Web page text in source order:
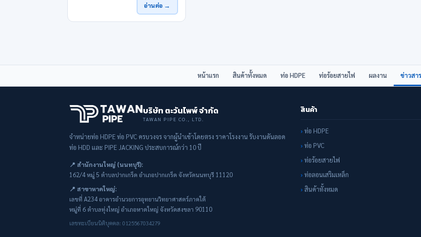
อ่านต่อ →
หน้าแรก สินค้าทั้งหมด ท่อ HDPE ท่อร้อยสายไฟ ผลงาน ข่าวสาร
บริษัท ตะวันไพพ์ จำกัด
TAWAN PIPE CO., LTD.
จำหน่ายท่อ HDPE ท่อ PVC ครบวงจร จากผู้นำเข้าโดยตรง ราคาโรงงาน รับงานดันลอด
ท่อ HDD และ PIPE JACKING ประสบการณ์กว่า 10 ปี
📍 สำนักงานใหญ่ (นนทบุรี):
162/4 หมู่ 5 ตำบลปากเกร็ด อำเภอปากเกร็ด จังหวัดนนทบุรี 11120
📍 สาขาหาดใหญ่:
เลขที่ A234 อาคารอำนวยการอุทยานวิทยาศาสตร์ภาคใต้
หมู่ที่ 6 ตำบลทุ่งใหญ่ อำเภอหาดใหญ่ จังหวัดสงขลา 90110
เลขทะเบียนนิติบุคคล: 0125567034279
สินค้า
ท่อ HDPE
ท่อ PVC
ท่อร้อยสายไฟ
ท่อลอนเสริมเหล็ก
สินค้าทั้งหมด